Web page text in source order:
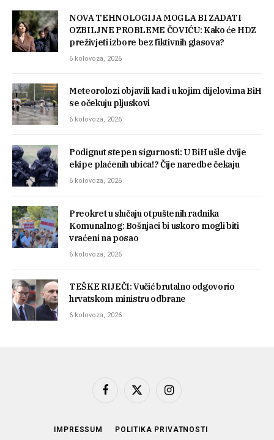
NOVA TEHNOLOGIJA MOGLA BI ZADATI
OZBILJNE PROBLEME ČOVIĆU: Kako će HDZ
preživjeti izbore bez fiktivnih glasova?
6 kolovoza, 2026
Meteorolozi objavili kad i u kojim dijelovima BiH
se očekuju pljuskovi
6 kolovoza, 2026
Podignut stepen sigurnosti: U BiH ušle dvije
ekipe plaćenih ubica!? Čije naredbe čekaju
6 kolovoza, 2026
Preokret u slučaju otpuštenih radnika
Komunalnog: Bošnjaci bi uskoro mogli biti
vraćeni na posao
6 kolovoza, 2026
TEŠKE RIJEČI: Vučić brutalno odgovorio
hrvatskom ministru odbrane
6 kolovoza, 2026
Facebook
X
Instagram
IMPRESSUM POLITIKA PRIVATNOSTI